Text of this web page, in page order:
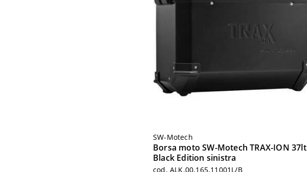
SW-Motech
Borsa moto SW-Motech TRAX-ION 37lt
Black Edition sinistra
cod. ALK.00.165.11001L/B